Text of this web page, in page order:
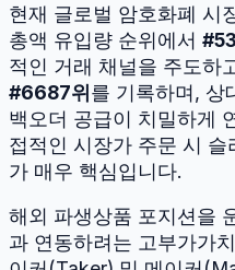
현재 글로벌 암호화폐 시
총액 유입량 순위에서 #53
적인 거래 채널을 주도하
#6687위를 기록하며, 상
백오더 공급이 치밀하게
접적인 시장가 주문 시
가 매우 핵심입니다.
해외 파생상품 포지션을
과 연동하려는 고부가가